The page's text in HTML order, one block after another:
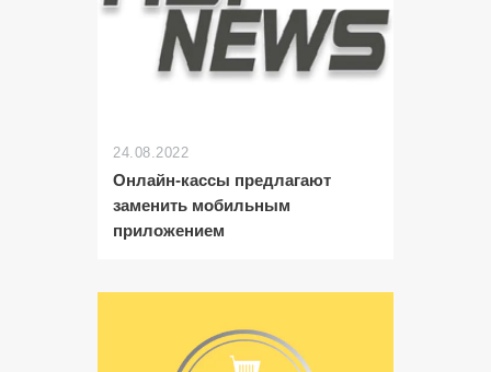
24.08.2022
Онлайн-кассы предлагают
заменить мобильным
приложением